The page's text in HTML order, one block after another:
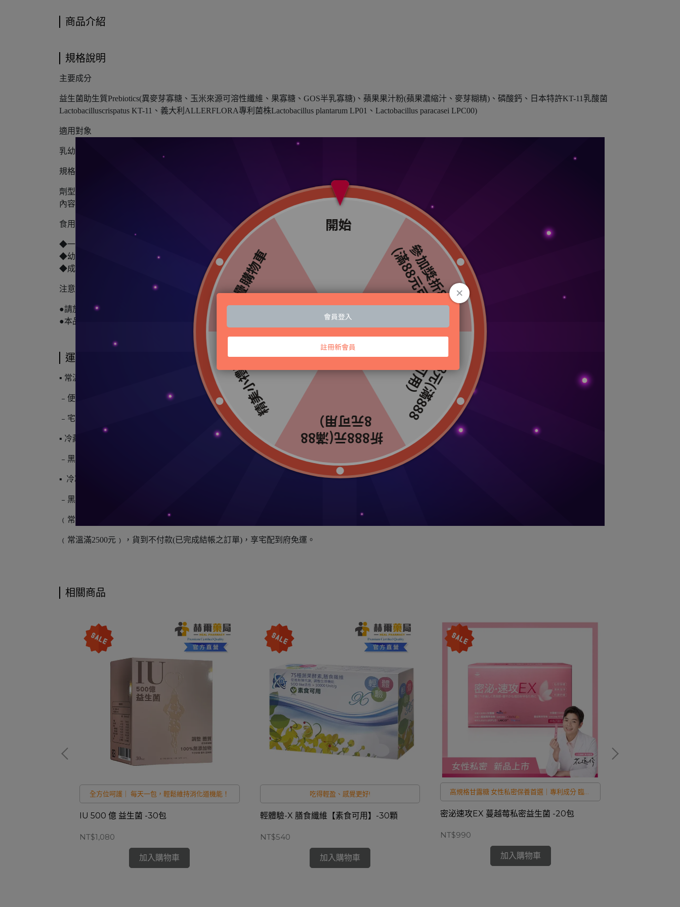
商品介紹
規格說明
主要成分
益生菌助生質Prebiotics(異麥芽寡糖、玉米來源可溶性纖維、果寡糖、GOS半乳寡糖)、蘋果果汁粉(蘋果濃縮汁、麥芽糊精)、磷酸鈣、日本特許KT-11乳酸菌
Lactobacilluscrispatus KT-11、義大利ALLERFLORA專利菌株Lactobacillus plantarum LP01、Lactobacillus paracasei LPC00)
適用對象
乳幼兒、兒童、青少年、一般成人、懷孕哺乳期。
規格容量
劑型：細末
內容量：1公克x60包入
食用建議
◆一歲以下:每日1~2包。(可加入沖調奶水後飲用)
◆幼兒/兒童/青少年:每日2包。
◆成人、懷孕、哺乳期:每日2包。
注意事項
●請放置於陰涼處保存，避免日光直射。
●本品含牛奶製品，不適合其過敏體質者食用。
運送方式
▪ 常溫:
﹣便利商店店到店
﹣宅配(中華郵政、黑貓宅急便、台灣宅配通／大嘴鳥、新竹物流)
▪ 冷藏:
﹣黑貓宅急便
▪ 冷凍:
﹣黑貓宅急便
﹙常溫滿699元﹚ ，貨到不付款(已完成結帳之訂單)，享便利商店之店到店取貨免運。
﹙常溫滿2500元﹚，貨到不付款(已完成結帳之訂單)，享宅配到府免運。
相關商品
全方位呵護｜ 每天一包，輕鬆維持消化道機能！
IU 500 億 益生菌 -30包
NT$1,080
加入購物車
吃得輕盈、感覺更好!
輕體驗-X 膳食纖維【素食可用】-30顆
NT$540
加入購物車
高規格甘露糖 女性私密保養首選｜專利成分 臨床
實證
密泌速攻EX 蔓越莓私密益生菌 -20包
NT$990
加入購物車